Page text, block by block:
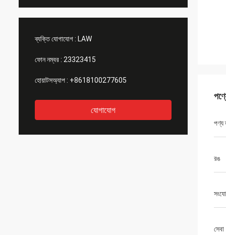
ব্যক্তি যোগাযোগ : LAW
ফোন নম্বর : 23323415
হোয়াটসঅ্যাপ : +8618100277605
যোগাযোগ
পণ্য
রঙ
সেবা